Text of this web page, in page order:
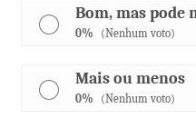
Bom, mas pode
0% (Nenhum voto)
Mais ou menos
0% (Nenhum voto)